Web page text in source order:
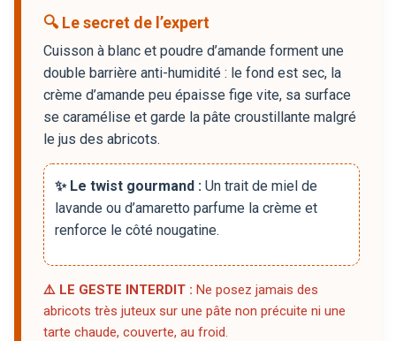
🔍 Le secret de l’expert
Cuisson à blanc et poudre d’amande forment une
double barrière anti-humidité : le fond est sec, la
crème d’amande peu épaisse fige vite, sa surface
se caramélise et garde la pâte croustillante malgré
le jus des abricots.
✨ Le twist gourmand : Un trait de miel de
lavande ou d’amaretto parfume la crème et
renforce le côté nougatine.
⚠️ LE GESTE INTERDIT : Ne posez jamais des
abricots très juteux sur une pâte non précuite ni une
tarte chaude, couverte, au froid.